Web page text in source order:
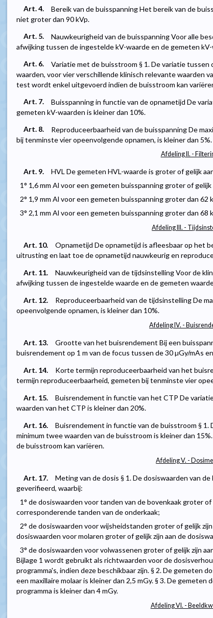
Art. 4.
Bereik van de buisspanning Het bereik van de
niet groter dan 90 kVp.
Art. 5.
Nauwkeurigheid van de buisspanning Voor alle
afwijking tussen de ingestelde kV-waarde en de gemeten
Art. 6.
Variatie met de buisstroom § 1. De variatie
waarden, voor vier verschillende klinisch relevante waarden
test wordt enkel uitgevoerd indien de buisstroom kan
Art. 7.
Buisspanning in functie van de opnametijd De
gemeten kV-waarden is kleiner dan 10%.
Art. 8.
Reproduceerbaarheid van de buisspanning De
bij tenminste vier opeenvolgende opnamen, is kleiner dan 5%.
Afdeling II. -
Art. 9.
HVL De gemeten HVL-waarde is groter of gelijk
1° 1,6 mm Al voor een gemeten buisspanning groter of
2° 1,9 mm Al voor een gemeten buisspanning groter dan 62
3° 2,1 mm Al voor een gemeten buisspanning groter dan 68
Afdeling III. -
Art. 10.
Opnametijd De opnametijd is afleesbaar op het
uitrusting en laat toe de opnametijd nauwkeurig en
Art. 11.
Nauwkeurigheid van de tijdsinstelling Voor de
afwijking tussen de ingestelde waarde en de gemeten
Art. 12.
Reproduceerbaarheid van de tijdsinstelling De
opeenvolgende opnamen, is kleiner dan 10%.
Afdeling IV. -
Art. 13.
Grootte van het buisrendement Bij een
buisrendement op 1 m van de focus tussen de 30 µGy/mAs
Art. 14.
Korte termijn reproduceerbaarheid van het
termijn reproduceerbaarheid, gemeten bij tenminste vier
Art. 15.
Buisrendement in functie van het CTP De
waarden van het CTP is kleiner dan 20%.
Art. 16.
Buisrendement in functie van de buisstroom §
minimum twee waarden van de buisstroom is kleiner dan
de buisstroom kan variëren.
Afdeling V. -
Art. 17.
Meting van de dosis § 1. De dosiswaarden van
geverifieerd, waarbij:
1° de dosiswaarden voor tanden van de bovenkaak groter
corresponderende tanden van de onderkaak;
2° de dosiswaarden voor wijsheidstanden groter of gelijk
dosiswaarden voor molaren groter of gelijk zijn aan de
3° de dosiswaarden voor volwassenen groter of gelijk zijn
Bijlage 1 wordt gebruikt als richtwaarden voor de
programma's, indien deze beschikbaar zijn. § 2. De gemeten
een maxillaire molaar is kleiner dan 2,5 mGy. § 3. De
programma is kleiner dan 4 mGy.
Afdeling VI. -